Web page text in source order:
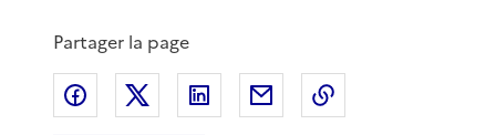
Partager la page
Partager sur Facebook
Partager sur XPartager sur LinkedIn
Partager par email